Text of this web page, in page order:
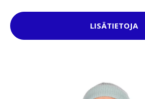
LISÄTIETOJA